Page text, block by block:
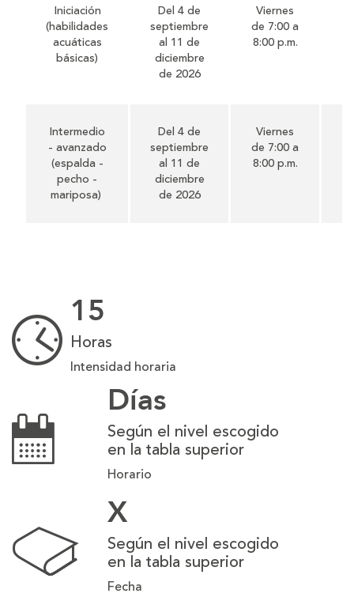
Iniciación
(habilidades
acuáticas
básicas)
Del 4 de
septiembre
al 11 de
diciembre
de 2026
Viernes
de 7:00 a
8:00 p.m.
Intermedio
- avanzado
(espalda -
pecho -
mariposa)
Del 4 de
septiembre
al 11 de
diciembre
de 2026
Viernes
de 7:00 a
8:00 p.m.
15
Horas
Intensidad horaria
Días
Según el nivel escogido
en la tabla superior
Horario
X
Según el nivel escogido
en la tabla superior
Fecha